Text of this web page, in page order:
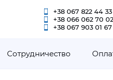
+38 067 822 44 33
+38 066 062 70 02
+38 067 903 01 67
Сотрудничество